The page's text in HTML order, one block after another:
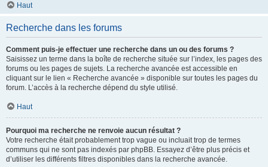
Haut
Recherche dans les forums
Comment puis-je effectuer une recherche dans un ou des forums ?
Saisissez un terme dans la boîte de recherche située sur l’index, les pages des
forums ou les pages de sujets. La recherche avancée est accessible en
cliquant sur le lien « Recherche avancée » disponible sur toutes les pages du
forum. L’accès à la recherche dépend du style utilisé.
Haut
Pourquoi ma recherche ne renvoie aucun résultat ?
Votre recherche était probablement trop vague ou incluait trop de termes
communs qui ne sont pas indexés par phpBB. Essayez d’être plus précis et
d’utiliser les différents filtres disponibles dans la recherche avancée.